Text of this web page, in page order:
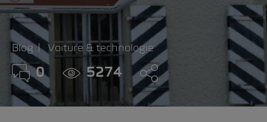
Blog Voiture & technologie
0 5274